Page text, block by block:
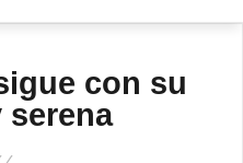
con su
serena